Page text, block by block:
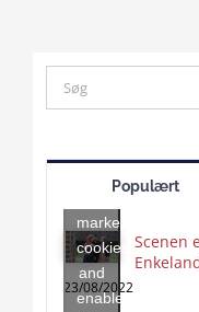
Search
for:
Populært
accept
marketing
cookies
and
enable
Scenen
23/08/2022
Click
to